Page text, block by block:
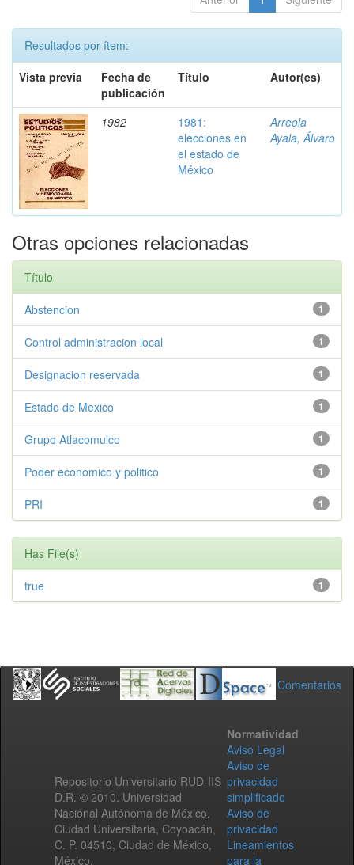
Resultados por ítem:
Vista previa
Fecha de
publicación
Título Autor(es)
1982
1981:
elecciones en
el estado de
México
Arreola
Ayala, Álvaro
Otras opciones relacionadas
Título
1
Abstencion
1
Control administracion local
1
Designacion reservada
1
Estado de Mexico
1
Grupo Atlacomulco
1
Poder economico y politico
1
PRI
Has File(s)
1
true
Comentarios
Repositorio Universitario RUD-IIS
D.R. © 2010. Universidad
Nacional Autónoma de México.
Ciudad Universitaria, Coyoacán,
C. P. 04510, Ciudad de México,
México.
Normatividad
Aviso Legal
Aviso de
privacidad
simplificado
Aviso de
privacidad
Lineamientos
para la